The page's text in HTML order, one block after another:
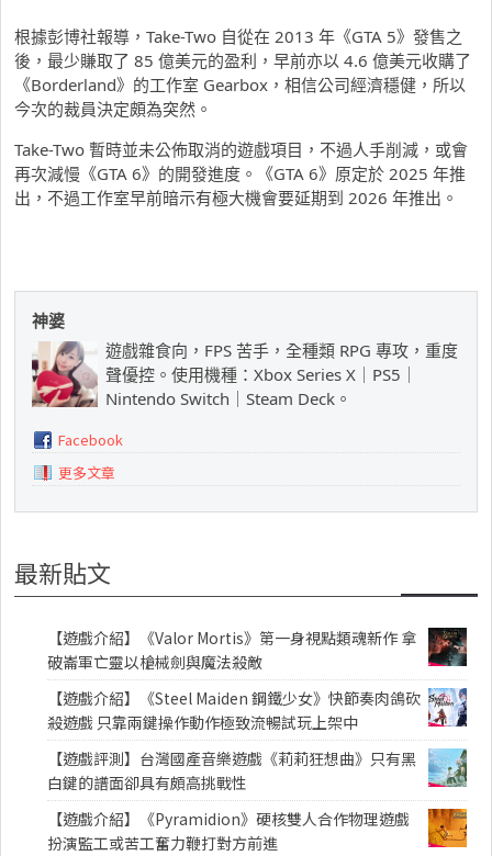
根據彭博社報導，Take-Two 自從在 2013 年《GTA 5》發售之
後，最少賺取了 85 億美元的盈利，早前亦以 4.6 億美元收購了
《Borderland》的工作室 Gearbox，相信公司經濟穩健，所以
今次的裁員決定頗為突然。
Take-Two 暫時並未公佈取消的遊戲項目，不過人手削減，或會
再次減慢《GTA 6》的開發進度。《GTA 6》原定於 2025 年推
出，不過工作室早前暗示有極大機會要延期到 2026 年推出。
神婆
遊戲雜食向，FPS 苦手，全種類 RPG 專攻，重度
聲優控。使用機種：Xbox Series X｜PS5｜
Nintendo Switch｜Steam Deck。
Facebook
更多文章
最新貼文
【遊戲介紹】《Valor Mortis》第一身視點類魂新作 拿
破崙軍亡靈以槍械劍與魔法殺敵
【遊戲介紹】《Steel Maiden 鋼鐵少女》快節奏肉鴿砍
殺遊戲 只靠兩鍵操作動作極致流暢試玩上架中
【遊戲評測】台灣國產音樂遊戲《莉莉狂想曲》只有黑
白鍵的譜面卻具有頗高挑戰性
【遊戲介紹】《Pyramidion》硬核雙人合作物理遊戲
扮演監工或苦工奮力鞭打對方前進